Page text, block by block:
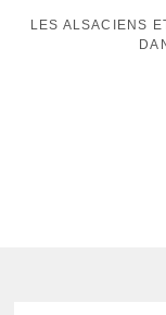
LES ALSACIENS